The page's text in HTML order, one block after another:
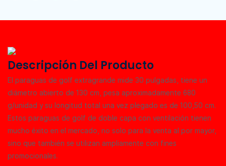
Descripción Del Producto
El paraguas de golf extragrande mide 30 pulgadas, tiene un
diámetro abierto de 130 cm, pesa aproximadamente 680
g/unidad y su longitud total una vez plegado es de 100,50 cm.
Estos paraguas de golf de doble capa con ventilación tienen
mucho éxito en el mercado, no solo para la venta al por mayor,
sino que también se utilizan ampliamente con fines
promocionales.